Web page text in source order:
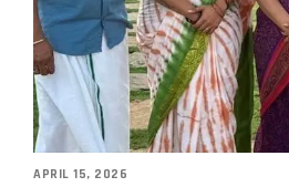
APRIL 15, 2026